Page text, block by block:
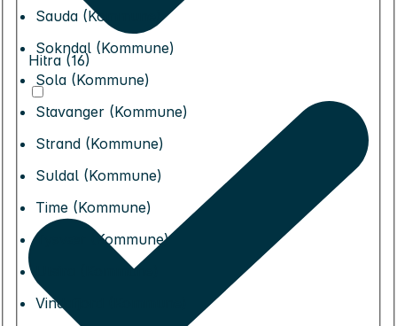
Sauda (Kommune)
Sokndal (Kommune)
Sola (Kommune)
Stavanger (Kommune)
Strand (Kommune)
Suldal (Kommune)
Time (Kommune)
Tysvær (Kommune)
Utsira (Kommune)
Vindafjord (Kommune)
Hitra (16)